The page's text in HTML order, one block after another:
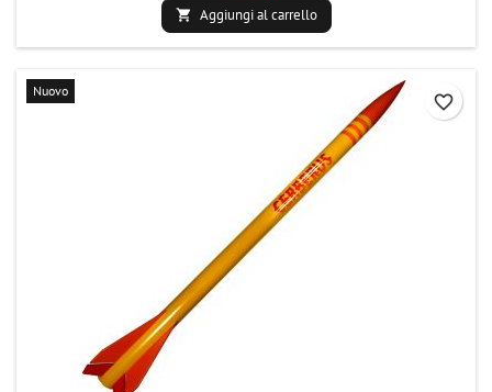
 Aggiungi al carrello
Nuovo
favorite_border